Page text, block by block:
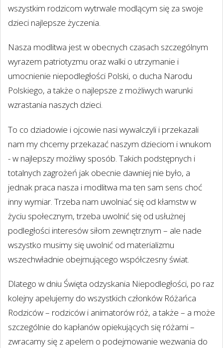
wszystkim rodzicom wytrwale modlącym się za swoje
dzieci najlepsze życzenia.
Nasza modlitwa jest w obecnych czasach szczególnym
wyrazem patriotyzmu oraz walki o utrzymanie i
umocnienie niepodległości Polski, o ducha Narodu
Polskiego, a także o najlepsze z możliwych warunki
wzrastania naszych dzieci.
To co dziadowie i ojcowie nasi wywalczyli i przekazali
nam my chcemy przekazać naszym dzieciom i wnukom
- w najlepszy możliwy sposób. Takich podstępnych i
totalnych zagrożeń jak obecnie dawniej nie było, a
jednak praca nasza i modlitwa ma ten sam sens choć
inny wymiar. Trzeba nam uwolniać się od kłamstw w
życiu społecznym, trzeba uwolnić się od usłużnej
podległości interesów siłom zewnętrznym – ale nade
wszystko musimy się uwolnić od materializmu
wszechwładnie obejmującego współczesny świat.
Dlatego w dniu Święta odzyskania Niepodległości, po raz
kolejny apelujemy do wszystkich członków Różańca
Rodziców – rodziców i animatorów róż, a także – a może
szczególnie do kapłanów opiekujących się różami –
zwracamy się z apelem o podejmowanie wezwania do